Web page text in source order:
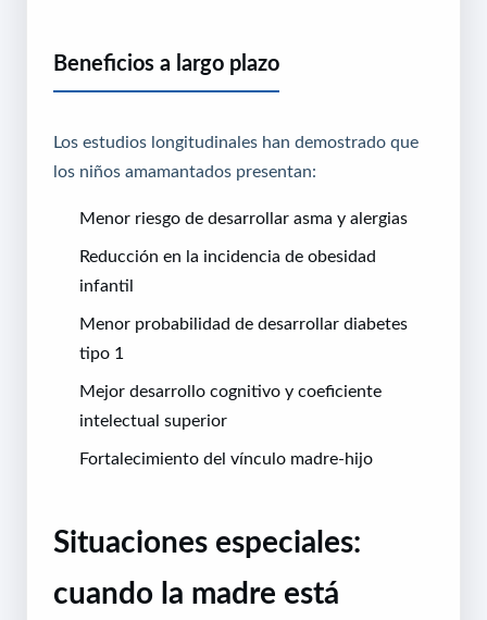
Beneficios a largo plazo
Los estudios longitudinales han demostrado que
los niños amamantados presentan:
Menor riesgo de desarrollar asma y alergias
Reducción en la incidencia de obesidad
infantil
Menor probabilidad de desarrollar diabetes
tipo 1
Mejor desarrollo cognitivo y coeficiente
intelectual superior
Fortalecimiento del vínculo madre-hijo
Situaciones especiales:
cuando la madre está